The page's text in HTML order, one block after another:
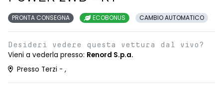
PRONTA CONSEGNA ECOBONUS CAMBIO AUTOMATICO
Desideri vedere questa vettura dal vivo?
Vieni a vederla presso: Renord S.p.a.
Presso Terzi - ,